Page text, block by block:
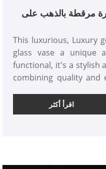
مرقطة بالذهب على
This luxurious, Luxury
glass vase a unique
functional, it's a stylish
combining quality and
Sunlight reflecting off
اقرأ أكثر